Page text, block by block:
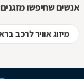
מיזוג אוויר לרכב